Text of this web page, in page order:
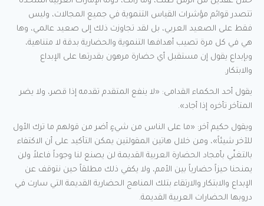
تتصدر قوائم مؤشرات القياس التنموية في جميع المجالات، وليس
فقط على الصعيد العربي، بل لقد تجاوزت ذلك إلى صعيد عالمي، وها
هي في كل مرة تصيب أهدافها التنموية والحضارية بدقة لا متناهية،
وبإبداع يقول إن مستقبل أي حضارة مرهون بقدرتها على الإبداع
والابتكار.
يقول أحد الحكماء القدامى: «لا ينفع المتقدم تقدمه إذا قصر، ولا يضر
المتأخر تأخره إذا أجاد».
ويقول حكيم آخر: «ما على الناس من شيءٍ أضر من قولهم ما ترك الأول
للآخر شيئاً»، ومن خلال هاتين المقولتين يمكن التأكيد على أن الاكتفاء
بالتغنّي بأمجاد الحضارة العربية القديمة لن يصنع لنا وجوداً فاعلاً ولن
يمنحنا حيزاً حضارياً بين الأمم، ولا يكفي ذلك مطلقاً حين نتوقف عن
الإبداع والابتكار والارتقاء بتلك المناهج الحضارية القديمة التي سارت في
دروبها الحضارات العربية القديمة.